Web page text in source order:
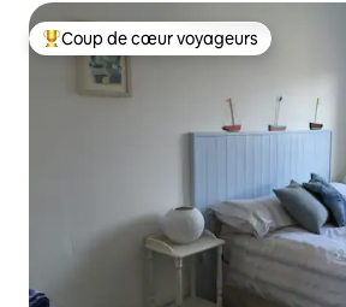
Coups de cœur voyageurs les plus
Coup de cœur voyageurs